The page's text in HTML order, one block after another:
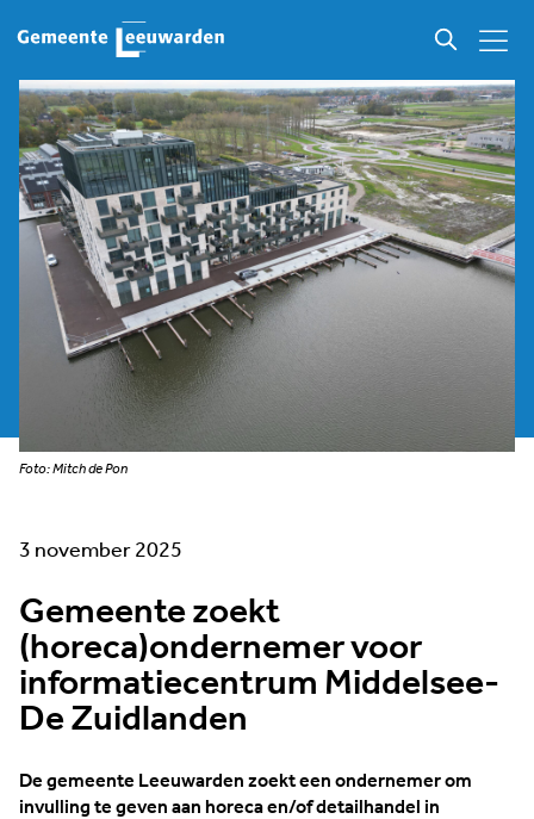
Foto: Mitch de Pon
3 november 2025
Gemeente zoekt
(horeca)ondernemer voor
informatiecentrum Middelsee-
De Zuidlanden
De gemeente Leeuwarden zoekt een ondernemer om
invulling te geven aan horeca en/of detailhandel in